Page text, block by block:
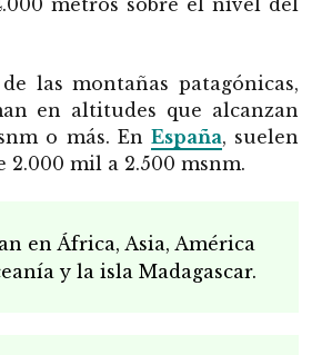
metros sobre el nivel del
las montañas patagónicas,
en altitudes que alcanzan
o más. En España, suelen
2.000 mil a 2.500 msnm.
en África, Asia, América
y la isla Madagascar.